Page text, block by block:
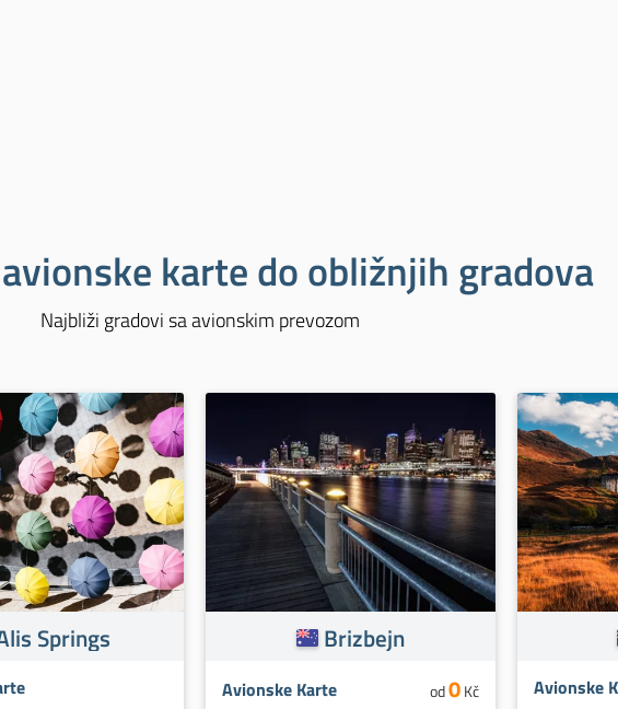
karte do obližnjih gradova
Najbliži gradovi sa avionskim prevozom
Springs Brizbejn
Avionske Karte od0Kč Avionske